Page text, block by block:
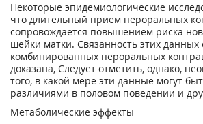
Некоторые эпидемиологические
что длительный прием пероральных
сопровождается повышением риска
шейки матки. Связанность этих
комбинированных пероральных
доказана, Следует отметить, однако,
того, в какой мере эти данные могут
различиями в половом поведении и
Метаболические эффекты